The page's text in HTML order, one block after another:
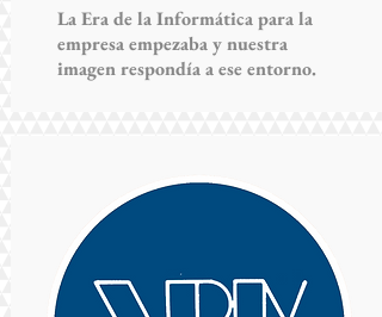
La Era de la Informática para la
empresa empezaba y nuestra
imagen respondía a ese entorno.